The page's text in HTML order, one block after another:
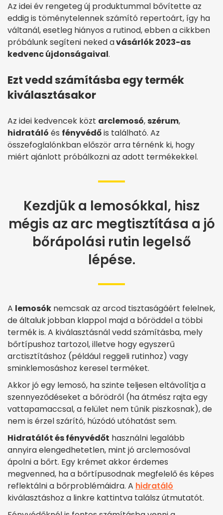
Az idei év rengeteg új produktummal bővítette az
eddig is töménytelennek számító repertoárt, így ha
váltanál, esetleg hiányos a rutinod, ebben a cikkben
próbálunk segíteni neked avásárlók 2023-as
kedvenc újdonságaival.
Ezt vedd számításba egy termék
kiválasztásakor
Az idei kedvencek közt arclemosó, szérum,
hidratáló és fényvédőis található. Az
összefoglalónkban először arra térnénk ki, hogy
miért ajánlott próbálkozni az adott termékekkel.
Kezdjük a lemosókkal, hisz
mégis az arc megtisztítása a jó
bőrápolási rutin legelső
lépése.
A lemosók nemcsak az arcod tisztaságáért felelnek,
de általuk jobban klappol majd a bőröddel a többi
termék is. A kiválasztásnál vedd számításba, mely
bőrtípushoz tartozol, illetve hogy egyszerű
arctisztításhoz (például reggeli rutinhoz) vagy
sminklemosáshoz keresel terméket.
Akkor jó egy lemosó, ha szinte teljesen eltávolítja a
szennyeződéseket a bőrödről (ha átmész rajta egy
vattapamaccsal, a felület nem tűnik piszkosnak), de
nem is érzel szárító, húzódó utóhatást sem.
Hidratálót és fényvédőt használni legalább
annyira elengedhetetlen, mint jó arclemosóval
ápolni a bőrt. Egy krémet akkor érdemes
megvenned, ha a bőrtípusodnak megfelelő és képes
reflektálni a bőrproblémáidra. A hidratáló
kiválasztáshoz a linkre kattintva találsz útmutatót.